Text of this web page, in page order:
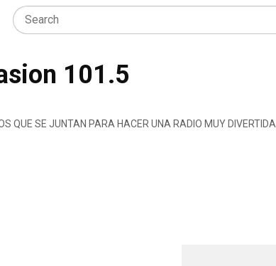
101.5
QUE SE JUNTAN PARA HACER UNA RADIO MUY DIVERTIDA